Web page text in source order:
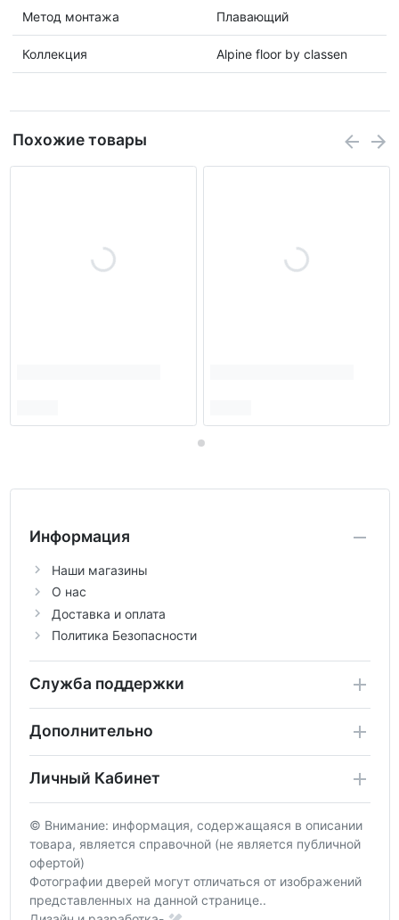
Метод монтажа Плавающий
Коллекция Alpine floor by classen
Похожие товары
Информация
Наши магазины
О нас
Доставка и оплата
Политика Безопасности
Служба поддержки
Дополнительно
Личный Кабинет
© Внимание: информация, содержащаяся в описании
товара, является справочной (не является публичной
офертой)
Фотографии дверей могут отличаться от изображений
представленных на данной странице..